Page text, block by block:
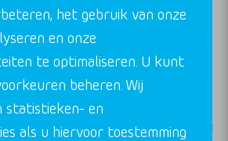
of adviesbureaus.
is de overstap naar beleid
milieuprofessionals kunnen
waarin ze milieubeleid
opstellen of
het gebruik van onze
en onze
te optimaliseren. U kunt
beheren. Wij
statistieken- en
als u hiervoor toestemming